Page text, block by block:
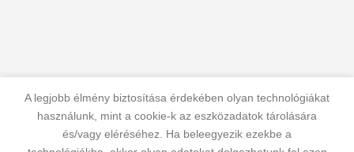
A legjobb élmény biztosítása érdekében olyan technológiákat
használunk, mint a cookie-k az eszközadatok tárolására
és/vagy eléréséhez. Ha beleegyezik ezekbe a